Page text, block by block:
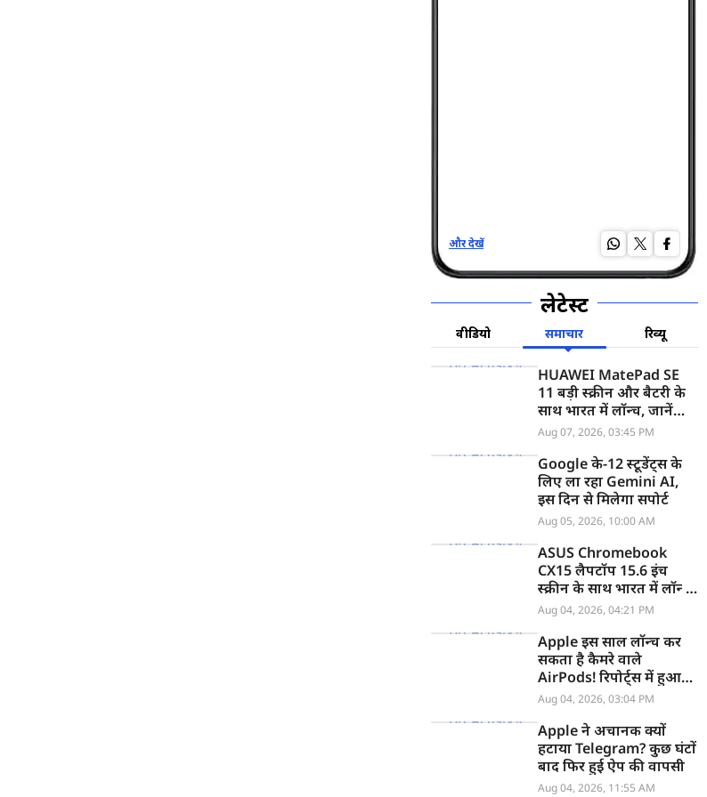
और देखें
लेटेस्ट
वीडियो समाचार रिव्यू
HUAWEI MatePad SE
11 बड़ी स्क्रीन और बैटरी के
साथ भारत में लॉन्च, जानें
कीमत
Aug 07, 2026, 03:45 PM
Google के-12 स्टूडेंट्स के
लिए ला रहा Gemini AI,
इस दिन से मिलेगा सपोर्ट
Aug 05, 2026, 10:00 AM
ASUS Chromebook
CX15 लैपटॉप 15.6 इंच
स्क्रीन के साथ भारत में लॉन्च,
जानें कीमत
Aug 04, 2026, 04:21 PM
Apple इस साल लॉन्च कर
सकता है कैमरे वाले
AirPods! रिपोर्ट्स में हुआ
खुलासा
Aug 04, 2026, 03:04 PM
Apple ने अचानक क्यों
हटाया Telegram? कुछ घंटों
बाद फिर हुई ऐप की वापसी
Aug 04, 2026, 11:55 AM